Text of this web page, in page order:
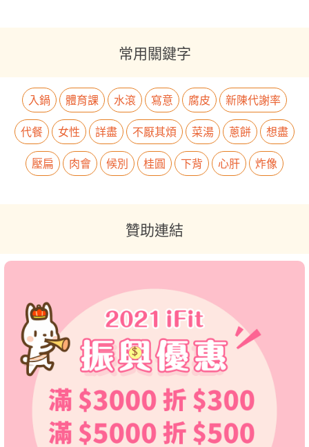
常用關鍵字
入鍋 體育課 水滾 寫意 腐皮
新陳代謝率
代餐
女性 詳盡 不厭其煩 菜湯 蔥餅
想盡
壓扁
肉會 候別 桂圓 下背 心肝 炸像
贊助連結